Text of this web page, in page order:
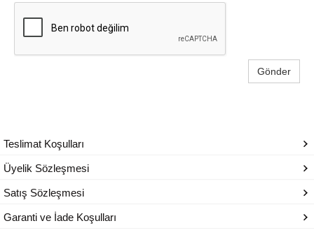
Gönder
Teslimat Koşulları
Üyelik Sözleşmesi
Satış Sözleşmesi
Garanti ve İade Koşulları